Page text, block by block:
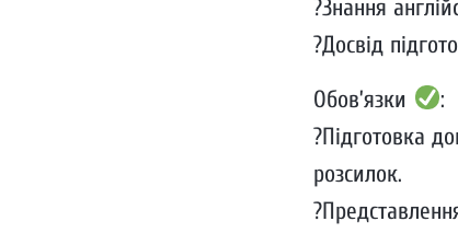
?Знання
?Досвід
Обов’язки
:
?Підготовка
розсилок.